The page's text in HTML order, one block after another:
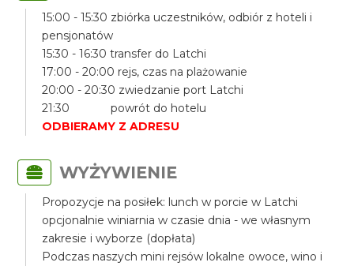
15:00 - 15:30 zbiórka uczestników, odbiór z hoteli i
pensjonatów
15:30 - 16:30 transfer do Latchi
17:00 - 20:00 rejs, czas na plażowanie
20:00 - 20:30 zwiedzanie port Latchi
21:30 powrót do hotelu
ODBIERAMY Z ADRESU
WYŻYWIENIE
Propozycje na posiłek: lunch w porcie w Latchi
opcjonalnie winiarnia w czasie dnia - we własnym
zakresie i wyborze (dopłata)
Podczas naszych mini rejsów lokalne owoce, wino i